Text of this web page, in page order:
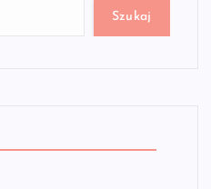
Szukaj